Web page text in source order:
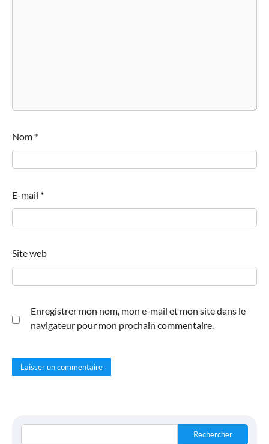
Nom *
E-mail *
Site web
Enregistrer mon nom, mon e-mail et mon site dans le
navigateur pour mon prochain commentaire.
Rechercher